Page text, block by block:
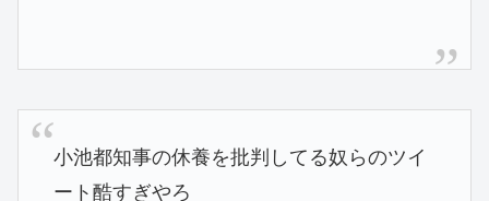
小池都知事の休養を批判してる奴らのツイ
ート酷すぎやろ